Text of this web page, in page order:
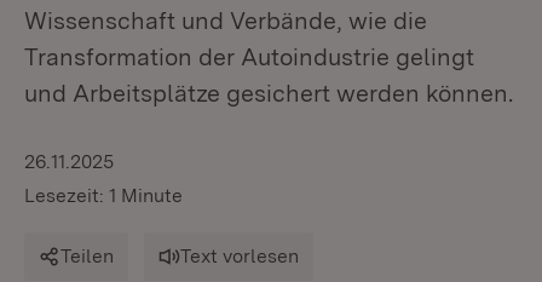
Wissenschaft und Verbände, wie die
Transformation der Autoindustrie gelingt
und Arbeitsplätze gesichert werden können.
26.11.2025
Lesezeit: 1 Minute
Teilen Text vorlesen